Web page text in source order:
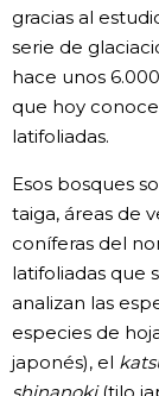
gracias al
serie de
hace unos
que hoy
latifoliadas.
Esos bosques
taiga, áreas de
coníferas del
latifoliadas que
analizan las
especies de
japonés), el